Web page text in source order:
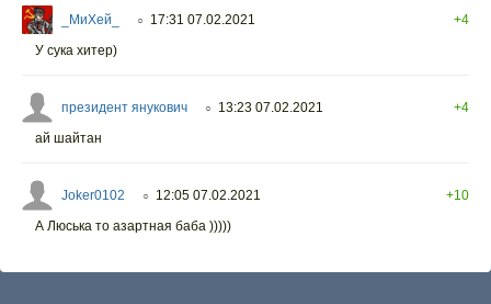
_МиХей_ ○ 17:31 07.02.2021
+4
У сука хитер)
президент янукович ○ 13:23 07.02.2021
+4
ай шайтан
Joker0102 ○ 12:05 07.02.2021
+10
А Люська то азартная баба )))))